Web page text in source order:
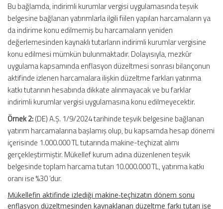
Bu bağlamda, indirimli kurumlar vergisi uygulamasında teşvik
belgesine bağlanan yatırımlarla ilgili fiilen yapılan harcamaların ya
da indirime konu edilmemiş bu harcamaların yeniden
değerlemesinden kaynaklı tutarların indirimli kurumlar vergisine
konu edilmesi mümkün bulunmaktadır. Dolayısıyla, mezkûr
uygulama kapsamında enflasyon düzeltmesi sonrası bilançonun
aktifinde izlenen harcamalara ilişkin düzeltme farkları yatırıma
katkı tutarının hesabında dikkate alınmayacak ve bu farklar
indirimli kurumlar vergisi uygulamasına konu edilmeyecektir.
Örnek 2:(DE) A.Ş. 1/9/2024 tarihinde teşvik belgesine bağlanan
yatırım harcamalarına başlamış olup, bu kapsamda hesap dönemi
içerisinde 1.000.000 TL tutarında makine-teçhizat alımı
gerçekleştirmiştir. Mükellef kurum adına düzenlenen teşvik
belgesinde toplam harcama tutarı 10.000.000 TL, yatırıma katkı
oranı ise %30 ’dur.
Mükellefin aktifinde izlediği makine-teçhizatın dönem sonu
enflasyon düzeltmesinden kaynaklanan düzeltme farkı tutarı ise